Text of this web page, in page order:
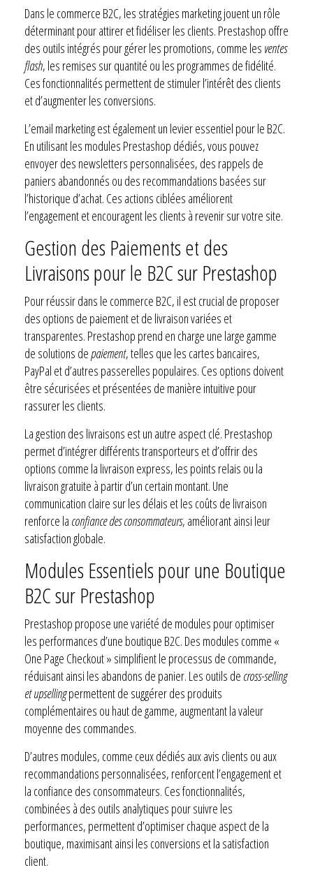
Dans le commerce B2C, les stratégies marketing jouent un rôle
déterminant pour attirer et fidéliser les clients. Prestashop offre
des outils intégrés pour gérer les promotions, comme les ventes
flash, les remises sur quantité ou les programmes de fidélité.
Ces fonctionnalités permettent de stimuler l’intérêt des clients
et d’augmenter les conversions.
L’email marketing est également un levier essentiel pour le B2C.
En utilisant les modules Prestashop dédiés, vous pouvez
envoyer des newsletters personnalisées, des rappels de
paniers abandonnés ou des recommandations basées sur
l’historique d’achat. Ces actions ciblées améliorent
l’engagement et encouragent les clients à revenir sur votre site.
Gestion des Paiements et des
Livraisons pour le B2C sur Prestashop
Pour réussir dans le commerce B2C, il est crucial de proposer
des options de paiement et de livraison variées et
transparentes. Prestashop prend en charge une large gamme
de solutions depaiement, telles que les cartes bancaires,
PayPal et d’autres passerelles populaires. Ces options doivent
être sécurisées et présentées de manière intuitive pour
rassurer les clients.
La gestion des livraisons est un autre aspect clé. Prestashop
permet d’intégrer différents transporteurs et d’offrir des
options comme la livraison express, les points relais ou la
livraison gratuite à partir d’un certain montant. Une
communication claire sur les délais et les coûts de livraison
renforce la confiance des consommateurs, améliorant ainsi leur
satisfaction globale.
Modules Essentiels pour une Boutique
B2C sur Prestashop
Prestashop propose une variété de modules pour optimiser
les performances d’une boutique B2C. Des modules comme «
One Page Checkout » simplifient le processus de commande,
réduisant ainsi les abandons de panier. Les outils de cross-selling
et upsellingpermettent de suggérer des produits
complémentaires ou haut de gamme, augmentant la valeur
moyenne des commandes.
D’autres modules, comme ceux dédiés aux avis clients ou aux
recommandations personnalisées, renforcent l’engagement et
la confiance des consommateurs. Ces fonctionnalités,
combinées à des outils analytiques pour suivre les
performances, permettent d’optimiser chaque aspect de la
boutique, maximisant ainsi les conversions et la satisfaction
client.